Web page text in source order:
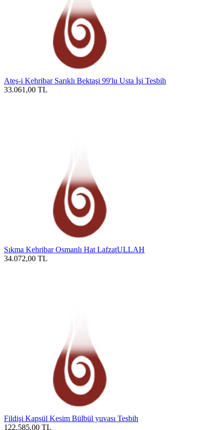
Ateş-i Kehribar Sarıklı Bektaşi 99'lu Usta İşi Tesbih
33.061,00 TL
Sıkma Kehribar Osmanlı Hat LafzatULLAH
34.072,00 TL
Fildişi Kapsül Kesim Bülbül yuvası Tesbih
122.585,00 TL